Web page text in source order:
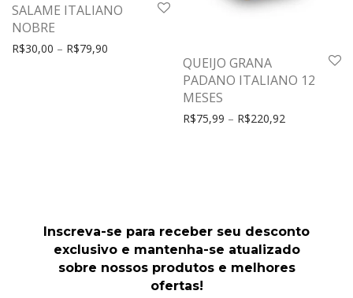
SALAME ITALIANO
NOBRE
R$30,00 – R$79,90
QUEIJO GRANA
PADANO ITALIANO 12
MESES
R$75,99 – R$220,92
Inscreva-se para receber seu desconto
exclusivo e mantenha-se atualizado
sobre nossos produtos e melhores
ofertas!